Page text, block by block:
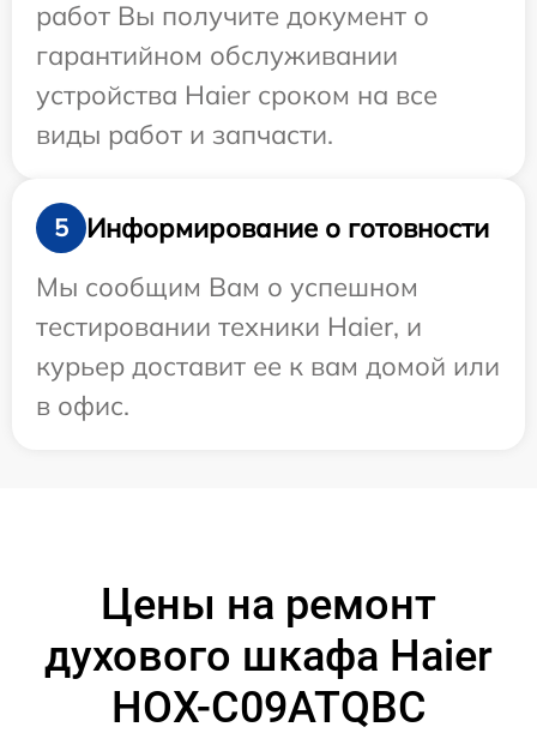
работ Вы получите документ о
гарантийном обслуживании
устройства Haier сроком на все
виды работ и запчасти.
5
Информирование о готовности
Мы сообщим Вам о успешном
тестировании техники Haier, и
курьер доставит ее к вам домой или
в офис.
Цены на ремонт
духового шкафа Haier
HOX-C09ATQBC